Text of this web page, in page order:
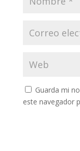
Guarda mi
este navegador